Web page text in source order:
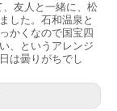
友人と一緒に、松
した。石和温泉と
かくなので国宝四
、というアレンジ
は曇りがちでし